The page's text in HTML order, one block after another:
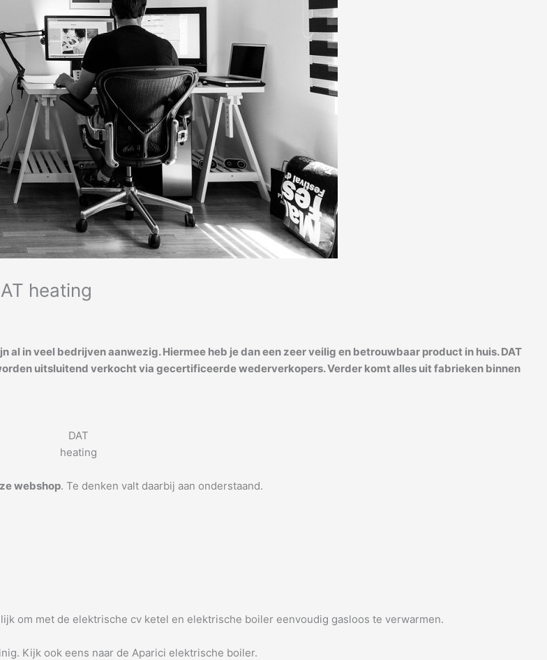
heating
al in veel bedrijven aanwezig. Hiermee heb je dan een zeer veilig en betrouwbaar product in huis. DAT
uitsluitend verkocht via gecertificeerde wederverkopers. Verder komt alles uit fabrieken binnen
DAT
heating
webshop. Te denken valt daarbij aan onderstaand.
om met de elektrische cv ketel en elektrische boiler eenvoudig gasloos te verwarmen.
Kijk ook eens naar de Aparici elektrische boiler.